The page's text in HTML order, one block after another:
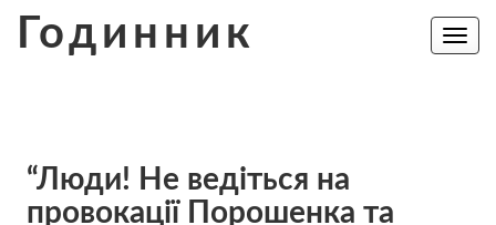
Годинник
Toggle
“Люди! Не ведіться на
провокації Порошенка та